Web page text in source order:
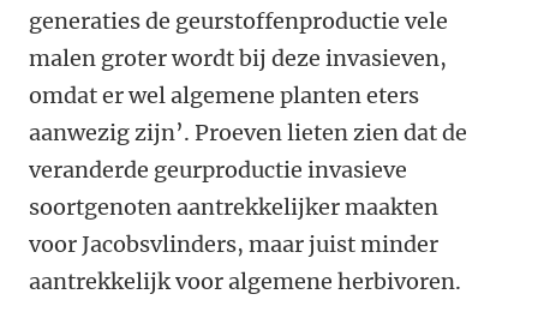
generaties de geurstoffenproductie vele
malen groter wordt bij deze invasieven,
omdat er wel algemene planten eters
aanwezig zijn’. Proeven lieten zien dat de
veranderde geurproductie invasieve
soortgenoten aantrekkelijker maakten
voor Jacobsvlinders, maar juist minder
aantrekkelijk voor algemene herbivoren.